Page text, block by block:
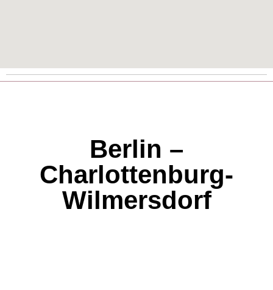
Berlin –
Charlottenburg-
Wilmersdorf